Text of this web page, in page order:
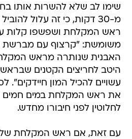
שימו לב שלא להשרות אותו
מ-30 דקות, כי זה עלול
ראש המקלחת ושפשפו קלות
משומשת: "קרצוף עם מברשת
האבנית שנותרה מראש
היטב לחריצים הקטנים
עשויים להכיל המון חיידקים".
את ראש המקלחת במים חמים
לחלוטין לפני חיבורו מחדש.
עם זאת, אם ראש המקלחת